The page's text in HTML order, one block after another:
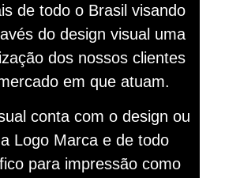
de todo o Brasil visando
do design visual uma
dos nossos clientes
em que atuam.
conta com o design ou
Logo Marca e de todo
para impressão como